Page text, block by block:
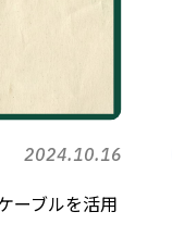
2024.10.16
ーブルを活用